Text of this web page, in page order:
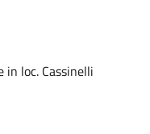
in loc. Cassinelli